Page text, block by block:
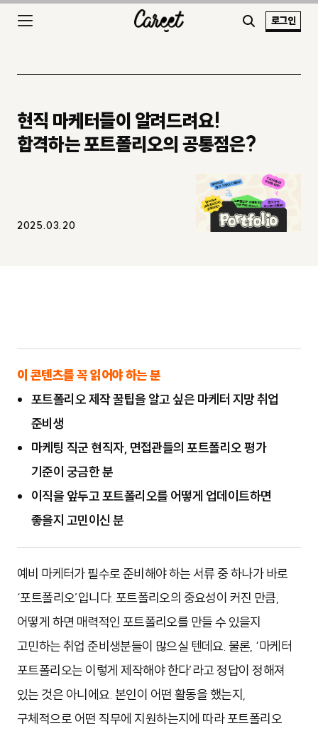
로그인
현직 마케터들이 알려드려요!
합격하는 포트폴리오의 공통점은?
2025.03.20
이 콘텐츠를 꼭 읽어야 하는 분
포트폴리오 제작 꿀팁을 알고 싶은 마케터 지망 취업
준비생
마케팅 직군 현직자, 면접관들의 포트폴리오 평가
기준이 궁금한 분
이직을 앞두고 포트폴리오를 어떻게 업데이트하면
좋을지 고민이신 분
예비 마케터가 필수로 준비해야 하는 서류 중 하나가 바로
‘포트폴리오’입니다. 포트폴리오의 중요성이 커진 만큼,
어떻게 하면 매력적인 포트폴리오를 만들 수 있을지
고민하는 취업 준비생분들이 많으실 텐데요. 물론, ‘마케터
포트폴리오는 이렇게 제작해야 한다’라고 정답이 정해져
있는 것은 아니에요. 본인이 어떤 활동을 했는지,
구체적으로 어떤 직무에 지원하는지에 따라 포트폴리오